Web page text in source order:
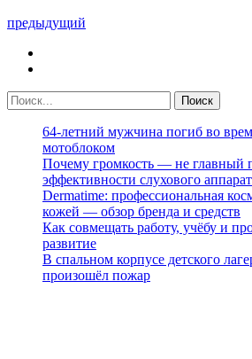
предыдущий
64-летний мужчина погиб во
мотоблоком
Почему громкость — не главный
эффективности слухового
Dermatime: профессиональная
кожей — обзор бренда и средств
Как совмещать работу, учёбу и
развитие
В спальном корпусе детского
произошёл пожар